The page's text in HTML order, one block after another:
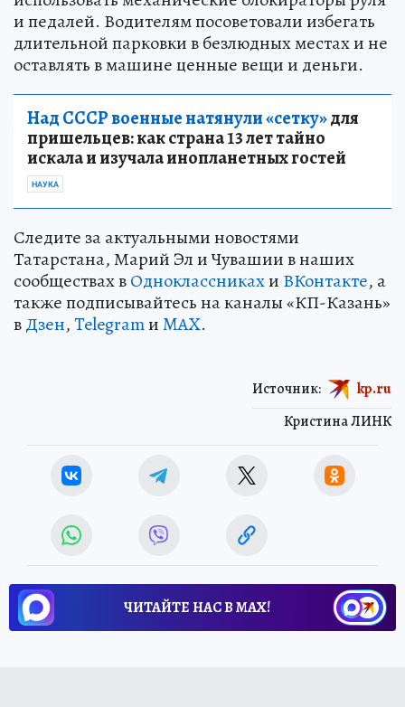
и педалей. Водителям посоветовали избегать
длительной парковки в безлюдных местах и не
оставлять в машине ценные вещи и деньги.
Над СССР военные натянули «сетку»для
пришельцев: как страна 13 лет тайно
искала и изучала инопланетных гостей
НАУКА
Следите за актуальными новостями
Татарстана, Марий Эл и Чувашии в наших
сообществах вОдноклассникахи ВКонтакте, а
также подписывайтесь на каналы «КП-Казань»
вДзен,TelegramиMAX.
Кристина ЛИНК
Источник: kp.ru
ЧИТАЙТЕ НАС В МАХ!